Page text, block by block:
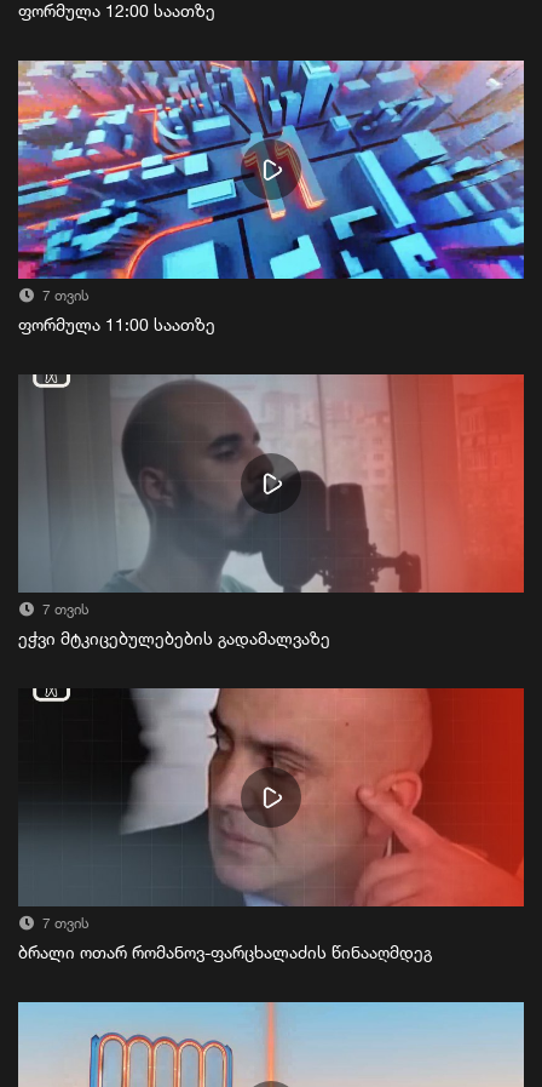
ფორმულა 12:00 საათზე
7 თვის
ფორმულა 11:00 საათზე
7 თვის
ეჭვი მტკიცებულებების გადამალვაზე
7 თვის
ბრალი ოთარ რომანოვ-ფარცხალაძის წინააღმდეგ